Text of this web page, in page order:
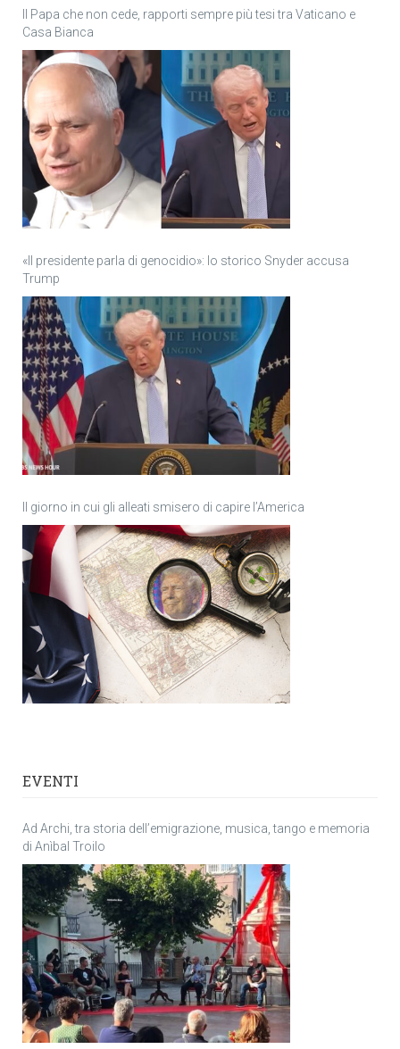
Il Papa che non cede, rapporti sempre più tesi tra Vaticano e
Casa Bianca
«Il presidente parla di genocidio»: lo storico Snyder accusa
Trump
Il giorno in cui gli alleati smisero di capire l’America
EVENTI
Ad Archi, tra storia dell’emigrazione, musica, tango e memoria
di Anìbal Troilo